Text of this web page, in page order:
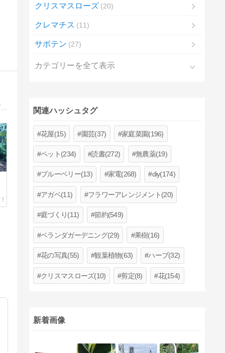
クリスマスローズ 20
クレマチス 11
サボテン 27
カテゴリーを全て表示
関連ハッシュタグ
花屋(15) 園芸(37) 家庭菜園(196)
ペット(234) 読書(272) 無農薬(19)
ブルーベリー(13) 家電(268) diy(174)
アガベ(11) フラワーアレンジメント(20)
庭づくり(11) 節約(549)
ベランダガーデニング(29) 果樹(16)
花の写真(55) 観葉植物(63) ハーブ(32)
クリスマスローズ(10) 剪定(8) 花(154)
新着画像